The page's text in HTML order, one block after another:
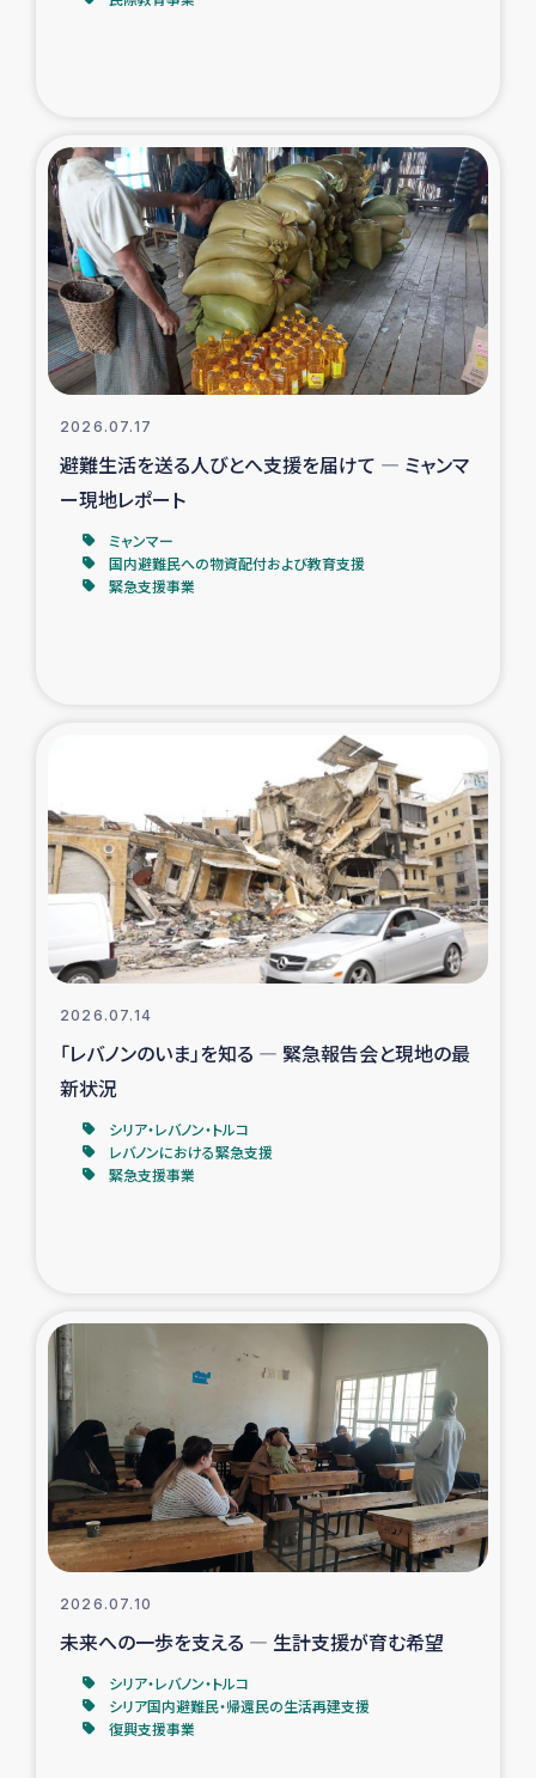
コーヒー生産者支援
アイナロ県マウベシ郡でのコーヒー畑改善事業
ベイルート大規模爆発被災者支援
女性の生計向上支援
アグロフォレストリー（カカオ）事業
2026.07.17
避難生活を送る人びとへ支援を届けて ― ミャンマ
ー現地レポート
ミャンマー
国内避難民への物資配付および教育支援
緊急支援事業
2026.07.14
「レバノンのいま」を知る ― 緊急報告会と現地の最
新状況
シリア・レバノン・トルコ
レバノンにおける緊急支援
緊急支援事業
2026.07.10
未来への一歩を支える ― 生計支援が育む希望
シリア・レバノン・トルコ
シリア国内避難民・帰還民の生活再建支援
復興支援事業